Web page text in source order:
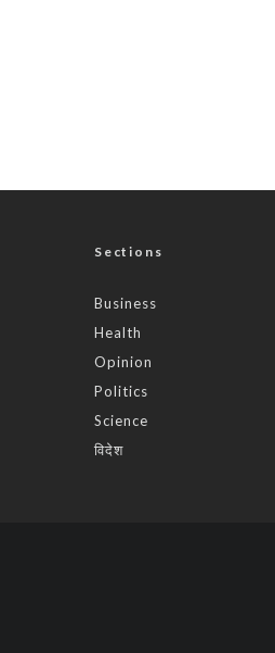
Sections
Business
Health
Opinion
Politics
Science
विदेश